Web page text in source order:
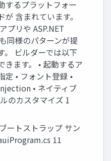
するプラットフォー
含まれています。
プリや ASP.NET
同様のパターンが提
。 ビルダーでは以下
きます。 • 起動するア
定 • フォント登録 •
• ネイティブ
のカスタマイズ 1
ートストラップ サン
11